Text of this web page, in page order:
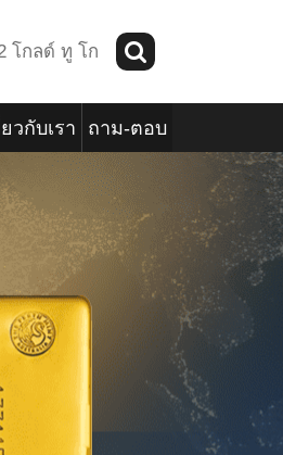
โกลด์ ทู โก
ยวกับเรา ถาม-ตอบ